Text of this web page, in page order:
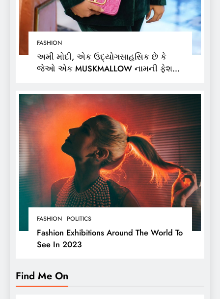
FASHION
અમી મોદી, એક ઉદ્યોગસાહસિક છે કે
જેઓ એક MUSKMALLOW નામની ફેશન
FASHION POLITICS
Fashion Exhibitions Around The World To
See In 2023
Find Me On